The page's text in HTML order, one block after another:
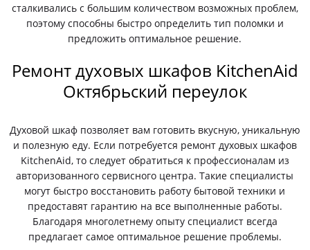
сталкивались с большим количеством возможных проблем,
поэтому способны быстро определить тип поломки и
предложить оптимальное решение.
Ремонт духовых шкафов KitchenAid
Октябрьский переулок
Духовой шкаф позволяет вам готовить вкусную, уникальную
и полезную еду. Если потребуется ремонт духовых шкафов
KitchenAid, то следует обратиться к профессионалам из
авторизованного сервисного центра. Такие специалисты
могут быстро восстановить работу бытовой техники и
предоставят гарантию на все выполненные работы.
Благодаря многолетнему опыту специалист всегда
предлагает самое оптимальное решение проблемы.